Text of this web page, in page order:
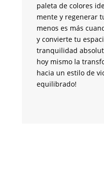
paleta de colores
mente y regenerar
menos es más
y convierte tu
tranquilidad
hoy mismo la
hacia un estilo de
equilibrado!